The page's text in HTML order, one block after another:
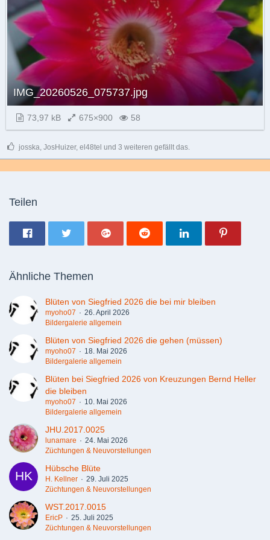
IMG_20260526_075737.jpg
73,97 kB 675×900 58
josska, JosHuizer, el48tel und 3 weiteren gefällt das.
Teilen
Ähnliche Themen
Blüten von Siegfried 2026 die bei mir bleiben
myoho07
26. April 2026
Bildergalerie allgemein
Blüten von Siegfried 2026 die gehen (müssen)
myoho07
18. Mai 2026
Bildergalerie allgemein
Blüten bei Siegfried 2026 von Kreuzungen Bernd Heller
die bleiben
myoho07
10. Mai 2026
Bildergalerie allgemein
JHU.2017.0025
lunamare
24. Mai 2026
Züchtungen & Neuvorstellungen
Hübsche Blüte
H. Kellner
29. Juli 2025
Züchtungen & Neuvorstellungen
WST.2017.0015
EricP
25. Juli 2025
Züchtungen & Neuvorstellungen